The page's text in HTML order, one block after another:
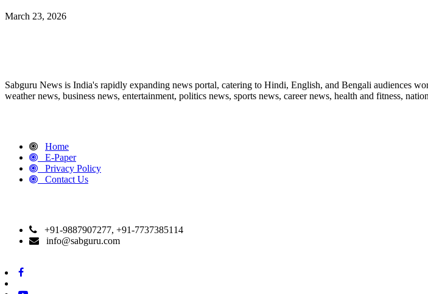
March 23, 2026
Sabguru News is India's rapidly expanding news portal, catering to Hindi, English, and Bengali audiences
weather news, business news, entertainment, politics news, sports news, career news, health and fitness,
Home
E-Paper
Privacy Policy
Contact Us
+91-9887907277, +91-7737385114
info@sabguru.com